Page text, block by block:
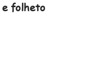
e folheto